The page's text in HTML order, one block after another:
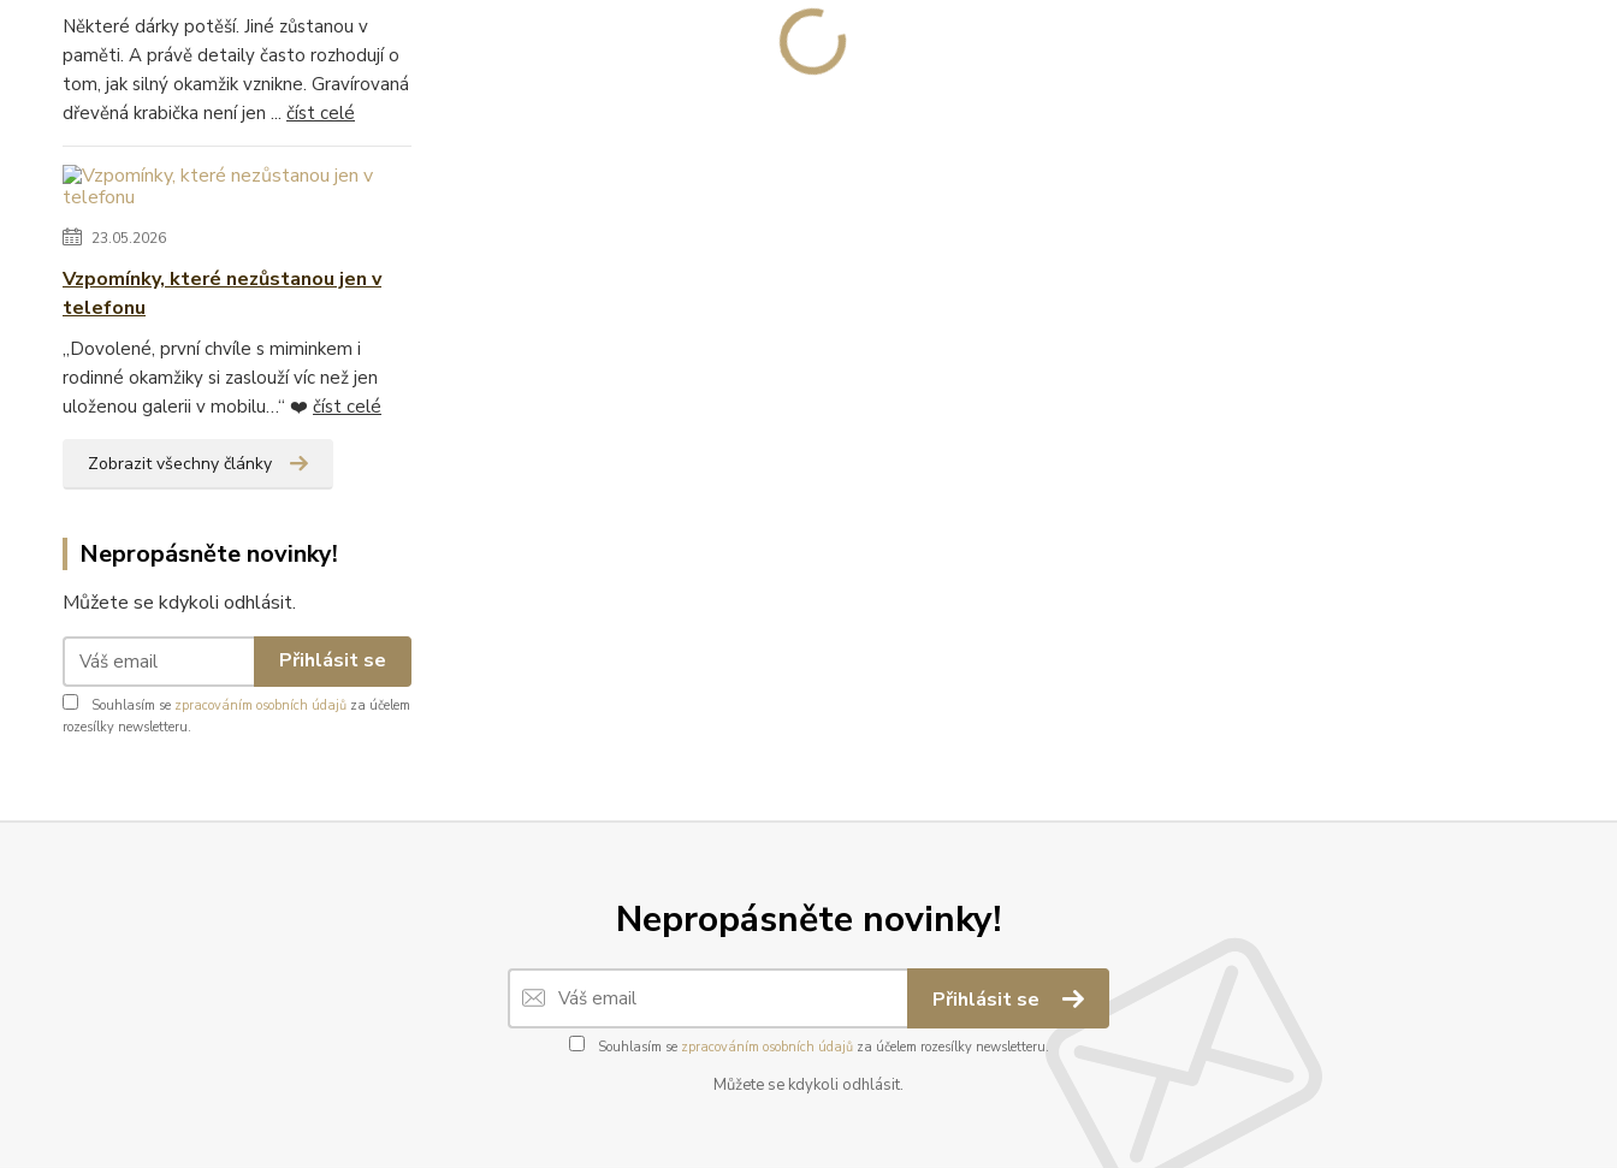
Některé dárky potěší. Jiné zůstanou v
paměti. A právě detaily často rozhodují o
tom, jak silný okamžik vznikne. Gravírovaná
dřevěná krabička není jen ... číst celé
23.05.2026
Vzpomínky, které nezůstanou jen v
telefonu
„Dovolené, první chvíle s miminkem i
rodinné okamžiky si zaslouží víc než jen
uloženou galerii v mobilu…“ ❤️ číst celé
Zobrazit všechny články
Nepropásněte novinky!
Můžete se kdykoli odhlásit.
Přihlásit se
Souhlasím se zpracováním osobních údajů za účelem
rozesílky newsletteru.
Nepropásněte novinky!
Přihlásit se
Souhlasím se zpracováním osobních údajůza účelem rozesílky newsletteru.
Můžete se kdykoli odhlásit.